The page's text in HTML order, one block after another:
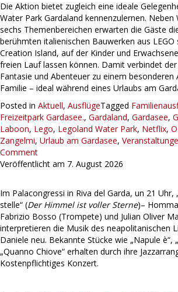
Die Aktion bietet zugleich eine ideale
Water Park Gardaland kennenzulernen. Neben
sechs Themenbereichen erwarten die Gäste
berühmten italienischen Bauwerken aus LEGO
Creation Island, auf der Kinder und
freien Lauf lassen können. Damit verbindet der
Fantasie und Abenteuer zu einem besonderen
Familie – ideal während eines Urlaubs am
Posted in Aktuell, AusflügeTagged
Freizeitpark Gardasee., Gardaland, Gardasee,
Laboon, Lego, Legoland Water Park, Netflix,
Zangelmi, Urlaub am Gardasee,
Comment
Veröffentlicht am 7. August 2026
Im Palacongressi in Riva del Garda, un 21 Uhr,
stelle“ (Der Himmel ist voller Sterne)–
Fabrizio Bosso (Trompete) und Julian Oliver
interpretieren die Musik des neapolitanischen
Daniele neu. Bekannte Stücke wie „Napule è“,
„Quanno Chiove“ erhalten durch ihre
Kostenpflichtiges Konzert.